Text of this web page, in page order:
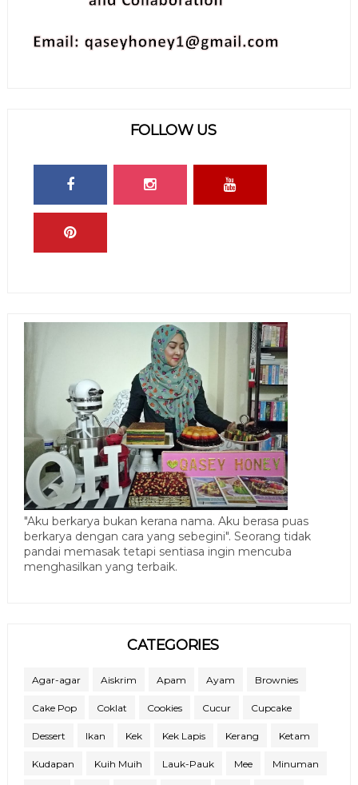
FOLLOW US
"Aku berkarya bukan kerana nama. Aku berasa puas
berkarya dengan cara yang sebegini". Seorang tidak
pandai memasak tetapi sentiasa ingin mencuba
menghasilkan yang terbaik.
CATEGORIES
Agar-agar Aiskrim Apam Ayam Brownies
Cake Pop Coklat Cookies Cucur Cupcake
Dessert Ikan Kek Kek Lapis Kerang Ketam
Kudapan Kuih Muih Lauk-Pauk Mee Minuman